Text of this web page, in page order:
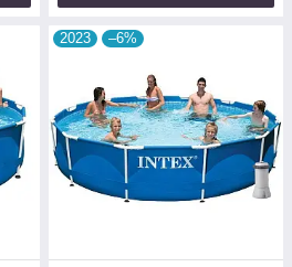
2023 –6%